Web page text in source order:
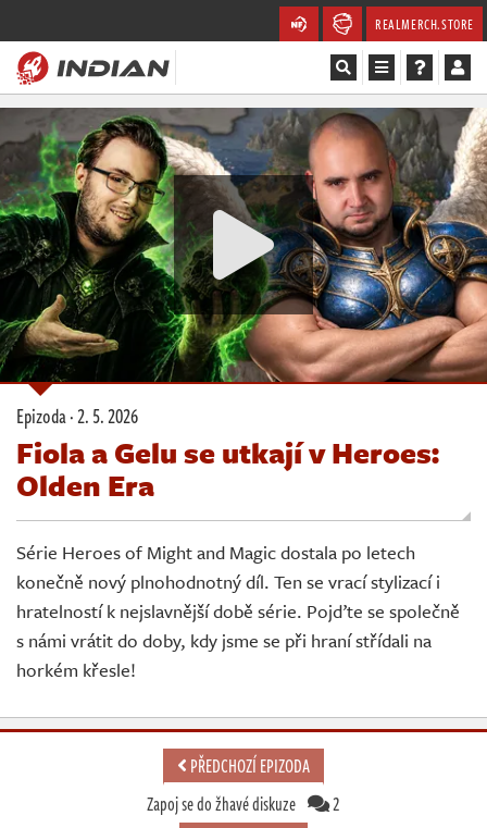
REALMERCH.STORE
Magazín
Recenze
Videa
Soutěže
Databáze
Komunita
Redakce
Živě
Epizoda ·2. 5. 2026
Fiola a Gelu se utkají v Heroes:
Olden Era
Série Heroes of Might and Magic dostala po letech
konečně nový plnohodnotný díl. Ten se vrací stylizací i
hratelností k nejslavnější době série. Pojďte se společně
s námi vrátit do doby, kdy jsme se při hraní střídali na
horkém křesle!
PŘEDCHOZÍ EPIZODA
Zapoj se do žhavé diskuze
2